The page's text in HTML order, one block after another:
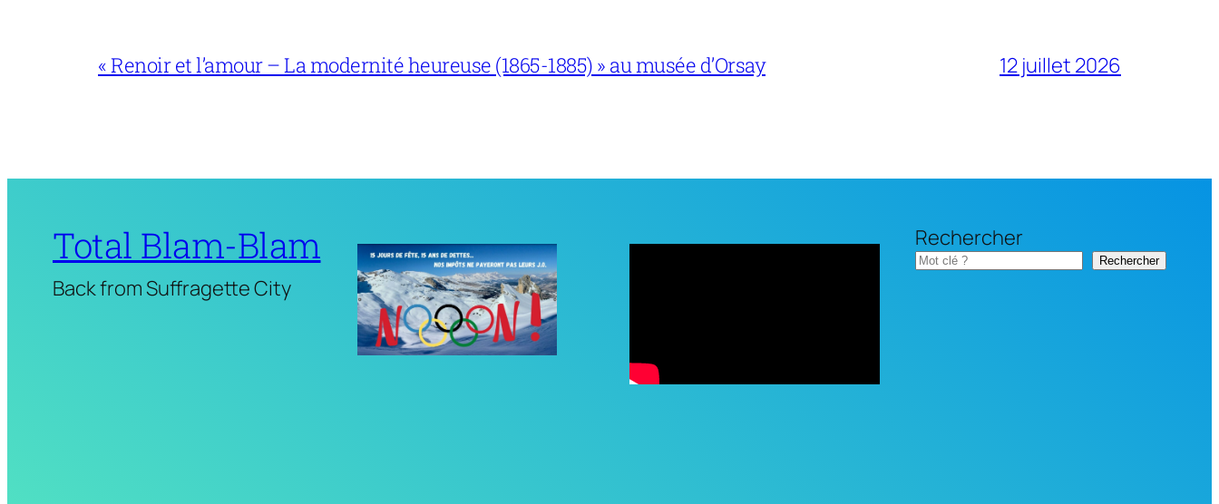
« Renoir et l’amour – La modernité heureuse (1865-1885) » au musée d’Orsay 12 juillet 2026
Total Blam-Blam
Back from Suffragette City
Rechercher
Rechercher